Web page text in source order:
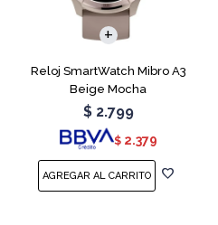
Reloj SmartWatch Mibro A3
Beige Mocha
$ 2.799
$ 2.379